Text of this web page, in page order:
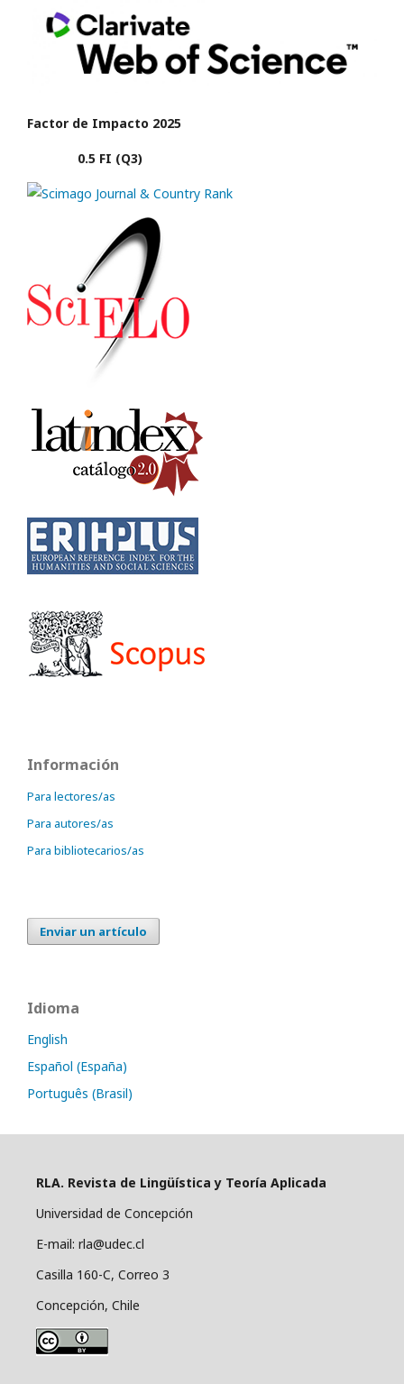
Factor de Impacto 2025
0.5 FI (Q3)
Información
Para lectores/as
Para autores/as
Para bibliotecarios/as
Enviar un artículo
Idioma
English
Español (España)
Português (Brasil)
RLA. Revista de Lingüística y Teoría Aplicada
Universidad de Concepción
E-mail: rla@udec.cl
Casilla 160-C, Correo 3
Concepción, Chile